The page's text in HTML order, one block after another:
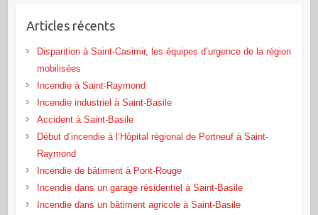
Articles récents
Disparition à Saint-Casimir, les équipes d’urgence de la région
mobilisées
Incendie à Saint-Raymond
Incendie industriel à Saint-Basile
Accident à Saint-Basile
Début d’incendie à l’Hôpital régional de Portneuf à Saint-
Raymond
Incendie de bâtiment à Pont‑Rouge
Incendie dans un garage résidentiel à Saint‑Basile
Incendie dans un bâtiment agricole à Saint‑Basile